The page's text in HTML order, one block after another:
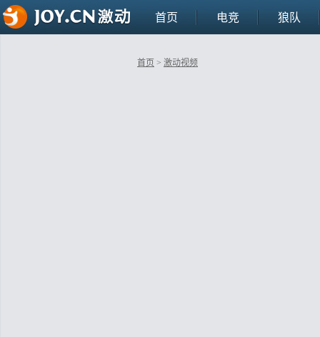
首页 电竞 狼队
首页 > 激动视频